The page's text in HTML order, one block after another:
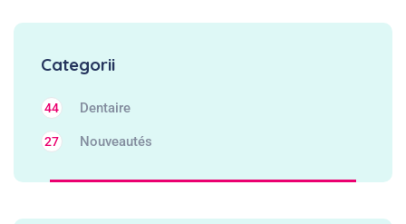
Categorii
Dentaire
44
Nouveautés
27